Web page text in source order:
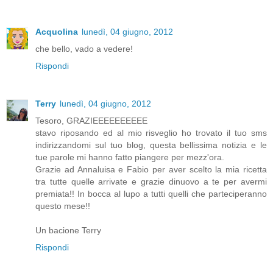
Acquolina lunedì, 04 giugno, 2012
che bello, vado a vedere!
Rispondi
Terry lunedì, 04 giugno, 2012
Tesoro, GRAZIEEEEEEEEEE
stavo riposando ed al mio risveglio ho trovato il tuo sms
indirizzandomi sul tuo blog, questa bellissima notizia e le
tue parole mi hanno fatto piangere per mezz'ora.
Grazie ad Annaluisa e Fabio per aver scelto la mia ricetta
tra tutte quelle arrivate e grazie dinuovo a te per avermi
premiata!! In bocca al lupo a tutti quelli che parteciperanno
questo mese!!
Un bacione Terry
Rispondi